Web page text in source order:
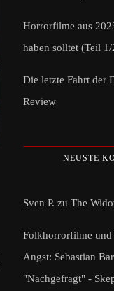
Horrorfilme aus
haben solltet (Teil 1/
Die letzte Fahrt der
Review
NEUSTE
Sven P. zu The
Folkhorrorfilme und
Angst: Sebastian
"Nachgefragt" -